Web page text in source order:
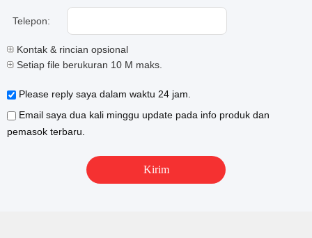
Telepon:
Kontak & rincian opsional
Setiap file berukuran 10 M maks.
Please reply saya dalam waktu 24 jam.
Email saya dua kali minggu update pada info produk dan
pemasok terbaru.